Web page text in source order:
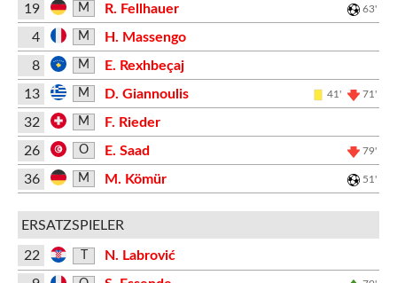
19 M R. Fellhauer 63'
4 M
H. Massengo
8
M
E. Rexhbeçaj
13
M D. Giannoulis 41' 71'
32 M
F. Rieder
26
O E. Saad 79'
36 M M. Kömür 51'
ERSATZSPIELER
22
N. Labrović